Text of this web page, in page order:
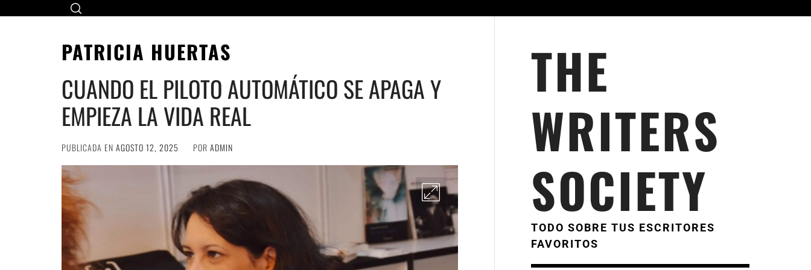
PATRICIA HUERTAS
CUANDO EL PILOTO AUTOMÁTICO SE APAGA Y
EMPIEZA LA VIDA REAL
PUBLICADA EN AGOSTO 12, 2025 POR ADMIN
THE
WRITERS
SOCIETY
TODO SOBRE TUS ESCRITORES
FAVORITOS